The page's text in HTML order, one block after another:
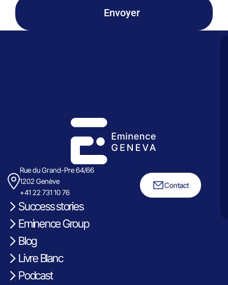
Envoyer
Rue du Grand-Pre 64/66
1202 Genève
+41 22 731 10 76
Contact
Success stories
Eminence Group
Blog
Livre Blanc
Podcast